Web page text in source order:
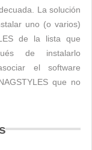
La solución
uno (o varios)
de la lista que
de instalarlo
el software
que no